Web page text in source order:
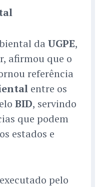
da UGPE,
afirmou que o
referência
entre os
BID, servindo
que podem
estados e
pelo